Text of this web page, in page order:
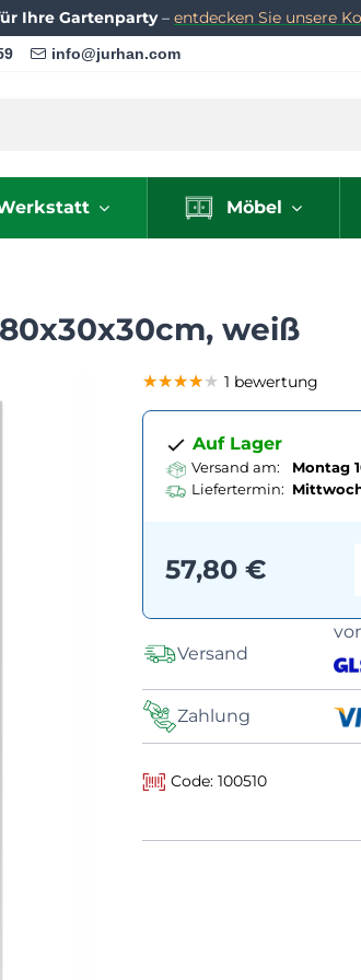
Ihre Gartenparty– entdecken Sie unsere
info@jurhan.com
Möbel
weiß
★★★★★
★★★★★
★★★★★ 1 bewertung
Auf Lager
Versand am:
Montag
Liefertermin:
57,80 €
Versand
Zahlung
Code: 100510